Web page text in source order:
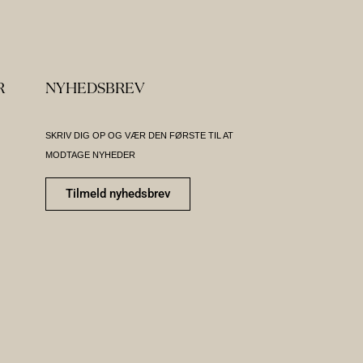
NYHEDSBREV
SKRIV DIG OP OG VÆR DEN FØRSTE TIL AT
MODTAGE NYHEDER
Tilmeld nyhedsbrev